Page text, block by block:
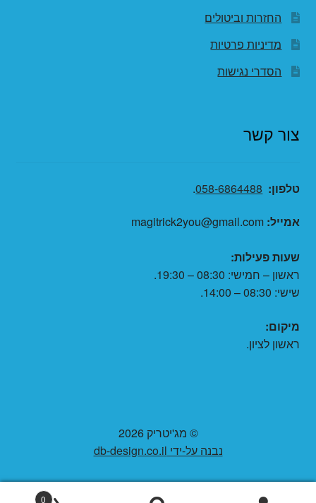
החזרות וביטולים
מדיניות פרטיות
הסדרי נגישות
צור קשר
טלפון: 058-6864488
.
אמייל:
שעות פעילות:
ראשון – חמישי: 08:30 – 19:30.
שישי: 08:30 – 14:00.
מיקום:
ראשון לציון.
© מג'יטריק 2026
נבנה על-ידי db-design.co.il
0